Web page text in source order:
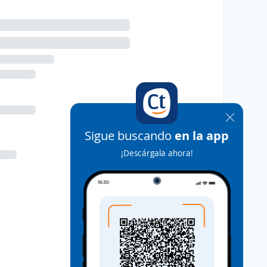
Sigue buscando en la app
¡Descárgala ahora!